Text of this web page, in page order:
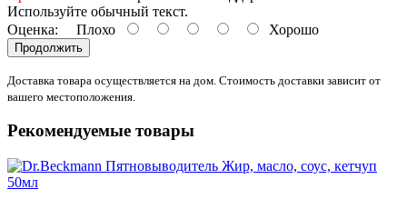
Используйте обычный текст.
Оценка: Плохо Хорошо
Продолжить
Доставка товара осуществляется на дом. Стоимость доставки зависит от
вашего местоположения.
Рекомендуемые товары